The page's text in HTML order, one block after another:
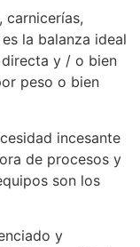
carnicerías,
la balanza ideal
y / o bien
peso o bien
incesante
de procesos y
son los
y